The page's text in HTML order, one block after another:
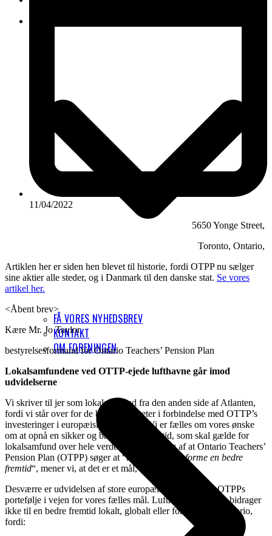
FÅ VORES NYHEDSBREV
KONTAKT
OM FORENINGEN
11/04/2022
5650 Yonge Street,
Toronto, Ontario,
Artiklen her er siden hen blevet til historie, fordi OTPP nu sælger
sine aktier alle steder, og i Danmark til den danske stat. Se vores
artikel her.
<Åbent brev>
Kære Mr. Jo Taylor
bestyrelsesformand for Ontario Teachers’ Pension Plan
Lokalsamfundene ved OTTP-ejede lufthavne går imod
udvidelserne
Vi skriver til jer som lokalsamfund fra den anden side af Atlanten,
fordi vi står over for de barske realiteter i forbindelse med OTTP’s
investeringer i europæiske lufthavne. Vi er fælles om vores ønske
om at opnå en sikker og bæredygtig fremtid, som skal gælde for
lokalsamfund over hele verden. I betragtning af at Ontario Teachers’
Pension Plan (OTPP) søger at “investere for at forme en bedre
fremtid“, mener vi, at det er et mål, vi deler.
Desværre er udvidelsen af ​​store europæiske lufthavne i OTPPs
portefølje i vejen for vores fælles mål. Lufthavnsudvidelse bidrager
ikke til en bedre fremtid lokalt, globalt eller for lærerne i Ontario,
fordi: